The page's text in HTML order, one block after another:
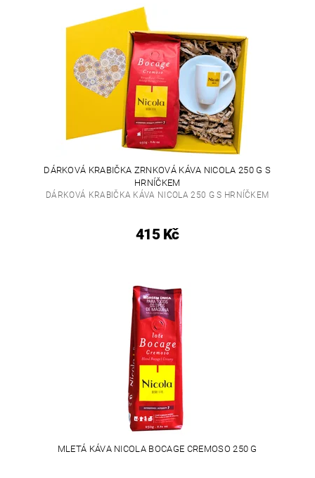
DÁRKOVÁ KRABIČKA ZRNKOVÁ KÁVA NICOLA 250 G S
HRNÍČKEM
DÁRKOVÁ KRABIČKA KÁVA NICOLA 250 G S HRNÍČKEM
415 Kč
MLETÁ KÁVA NICOLA BOCAGE CREMOSO 250 G